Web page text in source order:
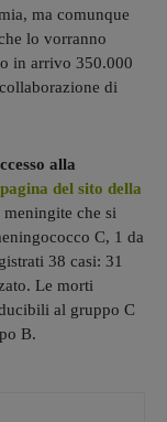
ma comunque
lo vorranno
in arrivo 350.000
di
alla
del sito della
che si
C, 1 da
38 casi: 31
Le morti
al gruppo C
B.